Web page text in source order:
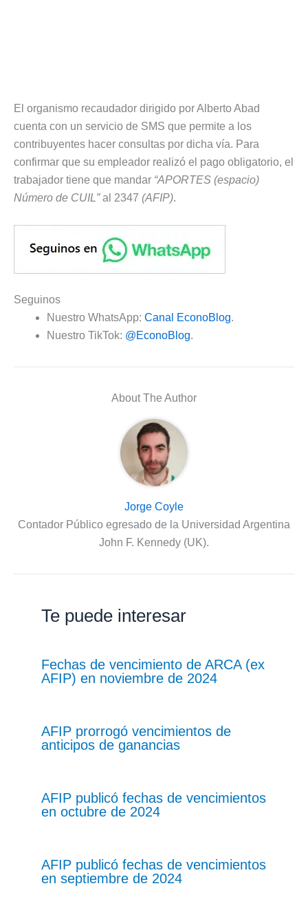
El organismo recaudador dirigido por Alberto Abad
cuenta con un servicio de SMS que permite a los
contribuyentes hacer consultas por dicha vía. Para
confirmar que su empleador realizó el pago obligatorio, el
trabajador tiene que mandar “APORTES (espacio)
Número de CUIL”al 2347 (AFIP).
Seguinos
Nuestro WhatsApp: Canal EconoBlog.
Nuestro TikTok: @EconoBlog.
About The Author
Jorge Coyle
Contador Público egresado de la Universidad Argentina
John F. Kennedy (UK).
Te puede interesar
Fechas de vencimiento de ARCA (ex
AFIP) en noviembre de 2024
AFIP prorrogó vencimientos de
anticipos de ganancias
AFIP publicó fechas de vencimientos
en octubre de 2024
AFIP publicó fechas de vencimientos
en septiembre de 2024